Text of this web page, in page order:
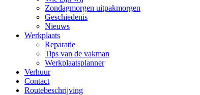
Zondagmorgen uitpakmorgen
Geschiedenis
Nieuws
Werkplaats
Reparatie
Tips van de vakman
Werkplaatsplanner
Verhuur
Contact
Routebeschrijving